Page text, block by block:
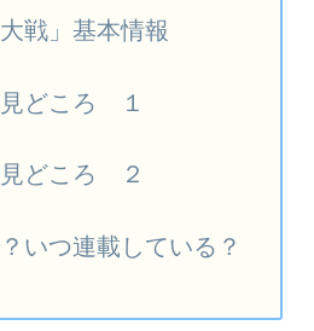
大戦」基本情報
どころ １
どころ ２
いつ連載している？